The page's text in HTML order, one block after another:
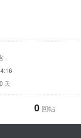
0 天
0 回帖